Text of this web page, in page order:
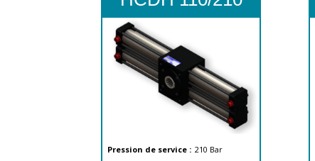
Pression de service : 210 Bar